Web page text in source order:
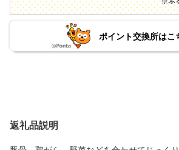
ポイント交換所はこ
返礼品説明